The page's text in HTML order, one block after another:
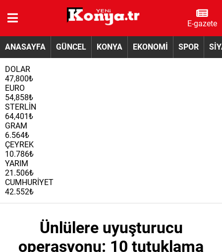
E-gazete
ANASAYFA GÜNCEL KONYA EKONOMİ SPOR
DOLAR
47,800₺
EURO
54,858₺
STERLİN
64,401₺
GRAM
6.564₺
ÇEYREK
10.786₺
YARIM
21.506₺
CUMHURİYET
42.552₺
Ünlülere uyuşturucu
operasyonu: 10 tutuklama